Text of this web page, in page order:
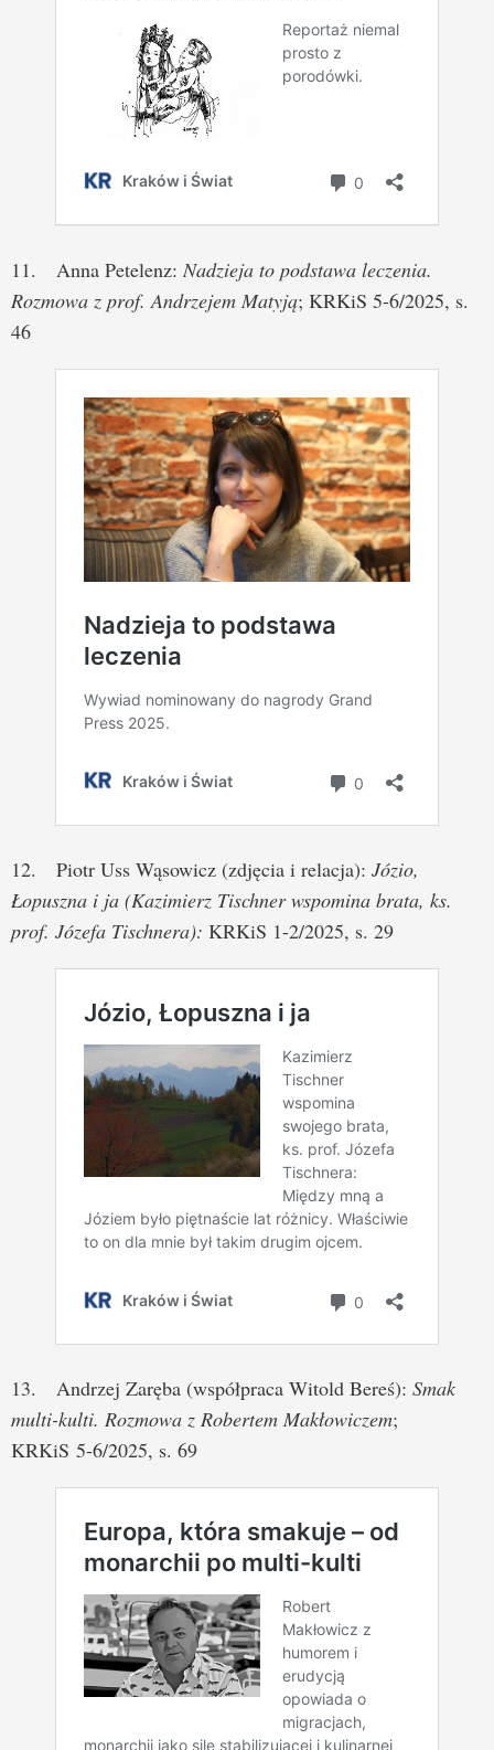
11. Anna Petelenz:Nadzieja to podstawa leczenia.
Rozmowa z prof. Andrzejem Matyją; KRKiS 5-6/2025, s.
46
12. Piotr Uss Wąsowicz (zdjęcia i relacja): Józio,
Łopuszna i ja (Kazimierz Tischner wspomina brata, ks.
prof. Józefa Tischnera): KRKiS 1-2/2025, s. 29
13. Andrzej Zaręba (współpraca Witold Bereś): Smak
multi-kulti. Rozmowa z Robertem Makłowiczem;
KRKiS 5-6/2025, s. 69